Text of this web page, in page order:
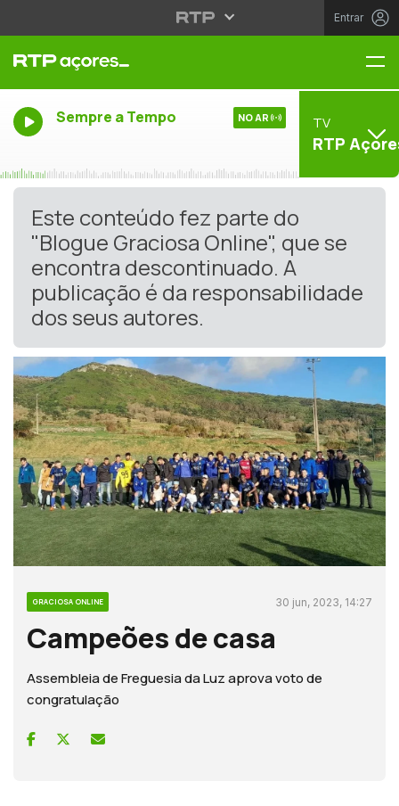
Entrar
Sempre a Tempo NO AR TV
RTP
Este conteúdo fez parte do
"Blogue Graciosa Online", que se
encontra descontinuado. A
publicação é da responsabilidade
dos seus autores.
GRACIOSA ONLINE 30 jun, 2023, 14:27
Campeões de casa
Assembleia de Freguesia da Luz aprova voto de
congratulação